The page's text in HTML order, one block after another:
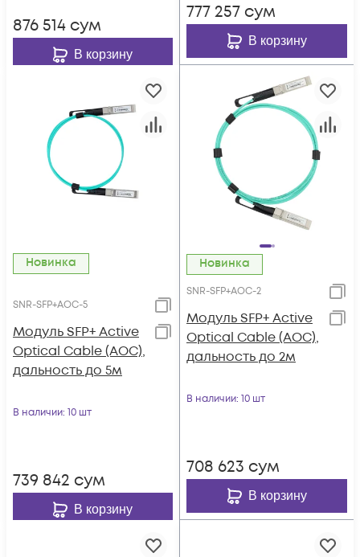
876 514 сум
В корзину
777 257 сум
В корзину
Новинка
SNR-SFP+AOC-5
Модуль SFP+ Active
Optical Cable (AOC),
дальность до 5м
В наличии: 10 шт
739 842 сум
В корзину
Новинка
SNR-SFP+AOC-2
Модуль SFP+ Active
Optical Cable (AOC),
дальность до 2м
В наличии: 10 шт
708 623 сум
В корзину